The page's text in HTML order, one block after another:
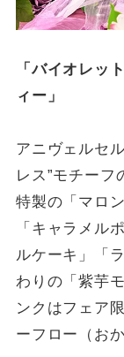
「バイオレッ
ィー」
アニヴェルセ
レス”モチーフ
特製の「マロ
「キャラメル
ルケーキ」「
わりの「紫芋
ンクはフェア
ーフロー（お